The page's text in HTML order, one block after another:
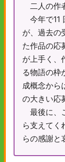
二人の作
今年で11
が、過去の
た作品の応
が上手く、
る物語の枠
成概念から
の大きい応
最後に、
ら支えてく
らの感謝と